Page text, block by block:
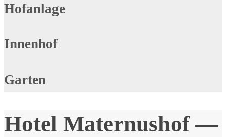
Hofanlage
Innenhof
Garten
Hotel Maternushof —